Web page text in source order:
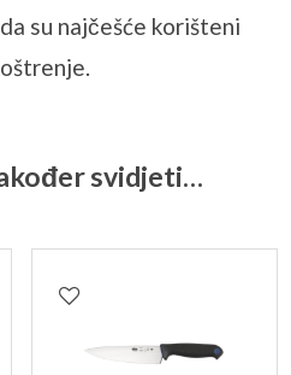
su najčešće korišteni
svidjeti…